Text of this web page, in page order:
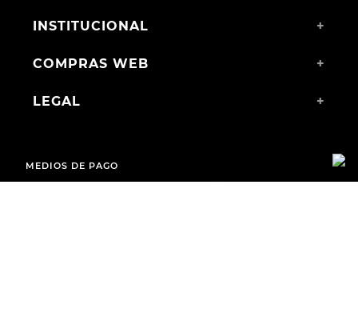
INSTITUCIONAL +
COMPRAS WEB +
LEGAL +
MEDIOS DE PAGO